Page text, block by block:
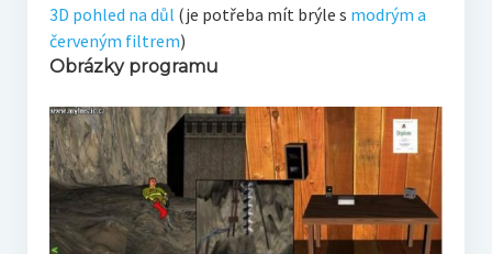
3D pohled na důl (je potřeba mít brýle s modrým a
červeným filtrem)
Obrázky programu